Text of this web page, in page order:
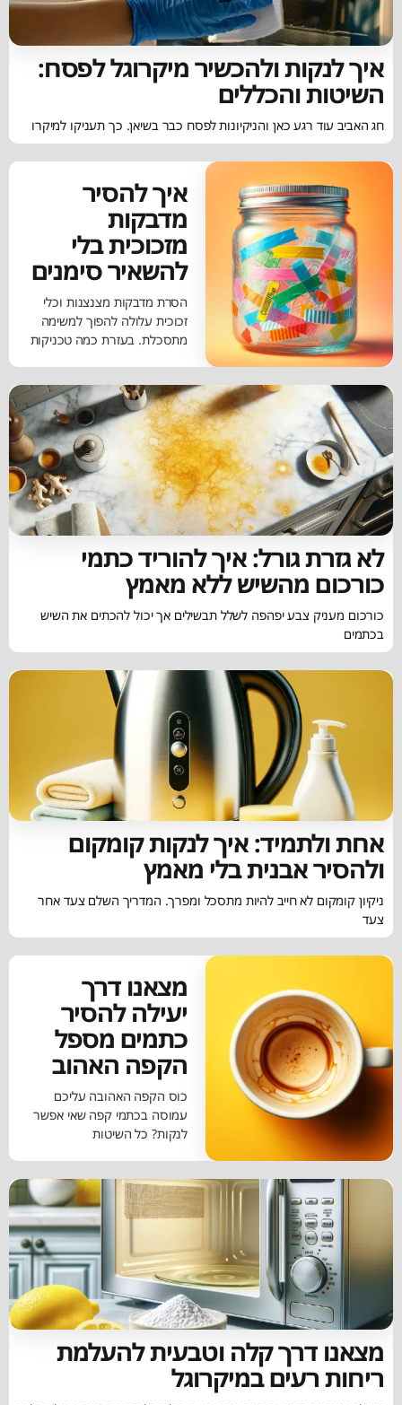
איך לנקות ולהכשיר מיקרוגל לפסח:
השיטות והכללים
חג האביב עוד רגע כאן והניקיונות לפסח כבר בשיאן. כך תעניקו למיקרו
איך להסיר
מדבקות
מזכוכית בלי
להשאיר סימנים
הסרת מדבקות מצנצנות וכלי
זכוכית עלולה להפוך למשימה
מתסכלת. בעזרת כמה טכניקות
לא גזרת גורל: איך להוריד כתמי
כורכום מהשיש ללא מאמץ
כורכום מעניק צבע יפהפה לשלל תבשילים אך יכול להכתים את השיש
בכתמים
אחת ולתמיד: איך לנקות קומקום
ולהסיר אבנית בלי מאמץ
ניקיון קומקום לא חייב להיות מתסכל ומפרך. המדריך השלם צעד אחר
צעד
מצאנו דרך
יעילה להסיר
כתמים מספל
הקפה האהוב
כוס הקפה האהובה עליכם
עמוסה בכתמי קפה שאי אפשר
לנקות? כל השיטות
מצאנו דרך קלה וטבעית להעלמת
ריחות רעים במיקרוגל